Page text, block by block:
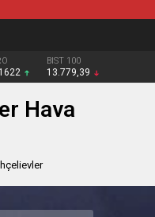
BIST 100
13.779,39
Hava